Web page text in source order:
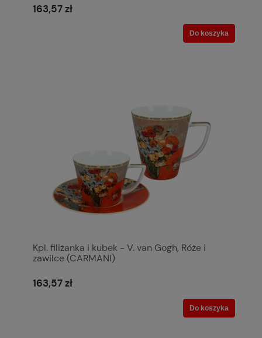
163,57 zł
Do koszyka
Kpl. filiżanka i kubek - V. van Gogh, Róże i
zawilce (CARMANI)
163,57 zł
Do koszyka